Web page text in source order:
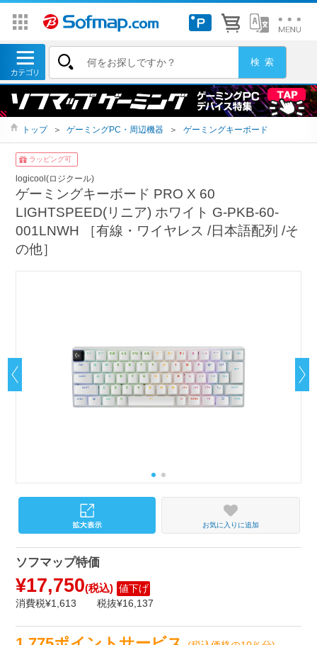
トップ ＞ ゲーミングPC・周辺機器 ＞ ゲーミングキーボード
ラッピング可
logicool(ロジクール)
ゲーミングキーボード PRO X 60
LIGHTSPEED(リニア) ホワイト G-PKB-60-
001LNWH ［有線・ワイヤレス /日本語配列 /そ
の他］
お気に入りに追加
ソフマップ特価
¥17,750(税込) 値下げ
消費税¥1,613
税抜¥16,137